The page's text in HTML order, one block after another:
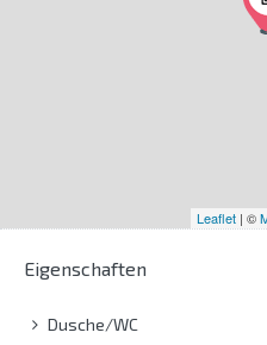
Leaflet | ©
Eigenschaften
Dusche/WC